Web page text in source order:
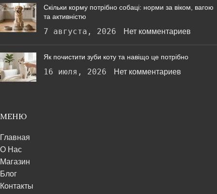
Скільки корму потрібно собаці: норми за віком, вагою
та активністю
7 августа, 2026 Нет комментариев
Як почистити зуби коту та навіщо це потрібно
16 июля, 2026 Нет комментариев
МЕНЮ
Главная
О Нас
Магазин
Блог
Контакты